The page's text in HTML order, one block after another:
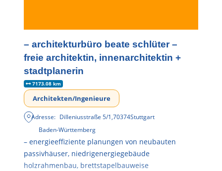
– architekturbüro beate schlüter –
freie architektin, innenarchitektin +
stadtplanerin
7173.08 km
Architekten/Ingenieure
Adresse: Dilleniusstraße 5/1,70374Stuttgart
Baden-Württemberg
– energieeffiziente planungen von neubauten
passivhäuser, niedrigenergiegebäude
holzrahmenbau, brettstapelbauweise